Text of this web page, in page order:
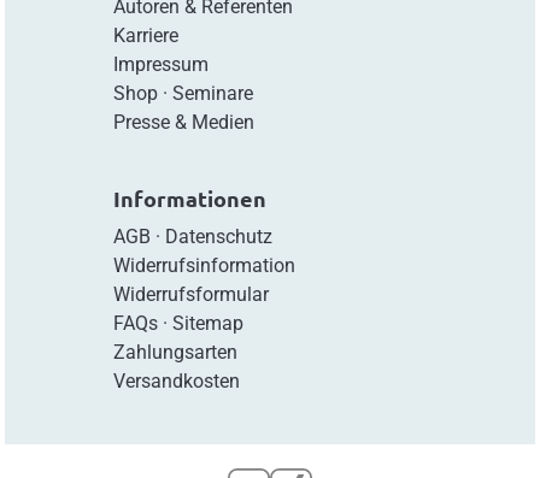
Autoren & Referenten
Karriere
Impressum
Shop· Seminare
Presse & Medien
Informationen
AGB · Datenschutz
Widerrufsinformation
Widerrufsformular
FAQs· Sitemap
Zahlungsarten
Versandkosten